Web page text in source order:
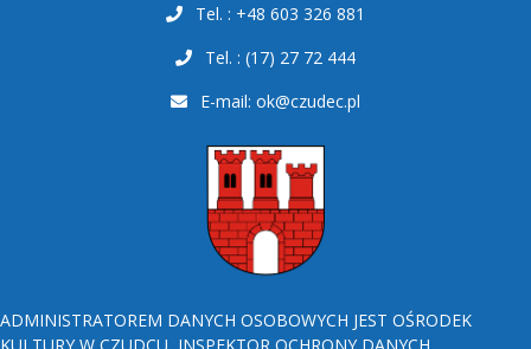
Tel. : +48 603 326 881
Tel. : (17) 27 72 444
E-mail: ok@czudec.pl
ADMINISTRATOREM DANYCH OSOBOWYCH JEST OŚRODEK
KULTURY W CZUDCU, INSPEKTOR OCHRONY DANYCH